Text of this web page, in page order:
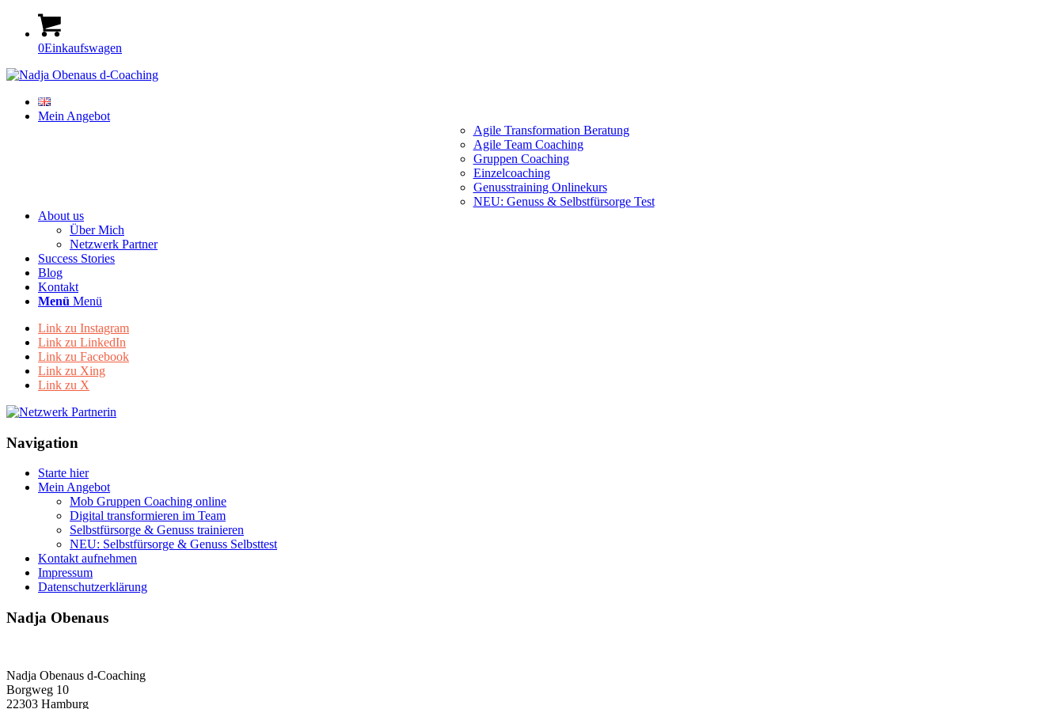
0Einkaufswagen
Mein Angebot
Agile Transformation Beratung
Agile Team Coaching
Gruppen Coaching
Einzelcoaching
Genusstraining Onlinekurs
NEU: Genuss & Selbstfürsorge Test
About us
Über Mich
Netzwerk Partner
Success Stories
Blog
Kontakt
Menü Menü
Link zu Instagram
Link zu LinkedIn
Link zu Facebook
Link zu Xing
Link zu X
Navigation
Starte hier
Mein Angebot
Mob Gruppen Coaching online
Digital transformieren im Team
Selbstfürsorge & Genuss trainieren
NEU: Selbstfürsorge & Genuss Selbsttest
Kontakt aufnehmen
Impressum
Datenschutzerklärung
Nadja Obenaus
Nadja Obenaus d-Coaching
Borgweg 10
22303 Hamburg